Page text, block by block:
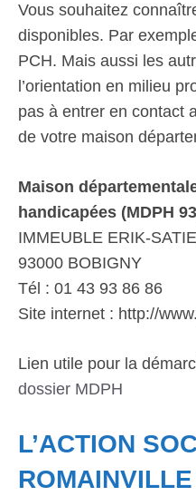
Vous souhaitez
disponibles. Par
PCH. Mais aussi les
l’orientation en milieu
pas à entrer en contact
de votre maison
Maison
handicapées (MDPH
IMMEUBLE ERIK-
93000 BOBIGNY
Tél : 01 43 93 86 86
Site internet : http://
Lien utile pour la
dossier MDPH
L’ACTION